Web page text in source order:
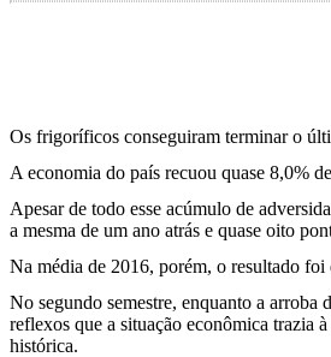
Os frigoríficos conseguiram terminar o
A economia do país recuou quase 8,0%
Apesar de todo esse acúmulo de
a mesma de um ano atrás e quase oito
Na média de 2016, porém, o resultado
No segundo semestre, enquanto a
reflexos que a situação econômica trazia
histórica.